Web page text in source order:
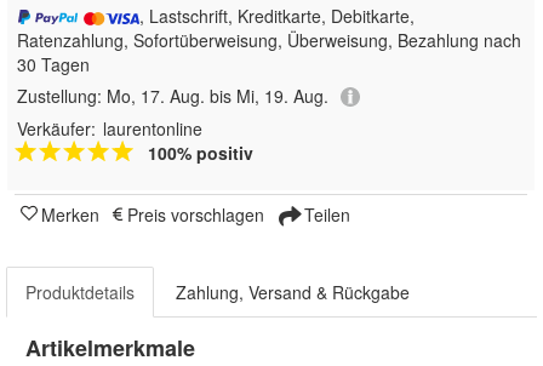
, Lastschrift, Kreditkarte, Debitkarte,
Ratenzahlung, Sofortüberweisung, Überweisung, Bezahlung nach
30 Tagen
Zustellung: Mo, 17. Aug. bis Mi, 19. Aug.
Verkäufer: laurentonline
100% positiv
Merken Preis vorschlagen Teilen
Produktdetails Zahlung, Versand & Rückgabe
Artikelmerkmale